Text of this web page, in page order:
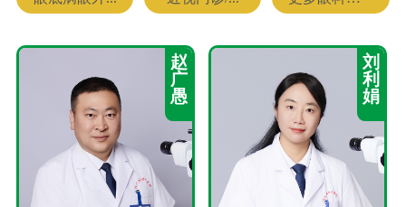
赵
广
愚
刘
利
娟